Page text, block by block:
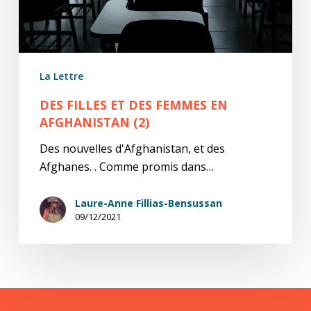
La Lettre
DES FILLES ET DES FEMMES EN
AFGHANISTAN (2)
Des nouvelles d'Afghanistan, et des
Afghanes. . Comme promis dans…
Laure-Anne Fillias-Bensussan
09/12/2021